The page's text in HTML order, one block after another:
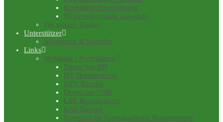
Kontaktnachverfolgung
Hygienekonzepte auswärts
Für unsere Trainer
Unterstützer
Sponsoren & Spender
Links
Verbände / Fortbildung
Deutscher HB
HV Brandenburg
KFV Barnim
Deutscher OSB
LSB Brandenburg
KSB Barnim
Europäische Sportakademie Brandenburg